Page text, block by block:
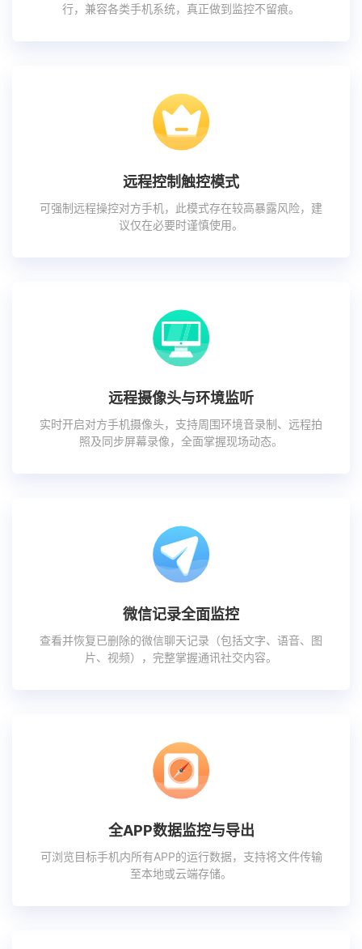
行，兼容各类手机系统，真正做到监控不留痕。
远程控制触控模式
可强制远程操控对方手机，此模式存在较高暴露风险，建
议仅在必要时谨慎使用。
远程摄像头与环境监听
实时开启对方手机摄像头，支持周围环境音录制、远程拍
照及同步屏幕录像，全面掌握现场动态。
微信记录全面监控
查看并恢复已删除的微信聊天记录（包括文字、语音、图
片、视频），完整掌握通讯社交内容。
全APP数据监控与导出
可浏览目标手机内所有APP的运行数据，支持将文件传输
至本地或云端存储。